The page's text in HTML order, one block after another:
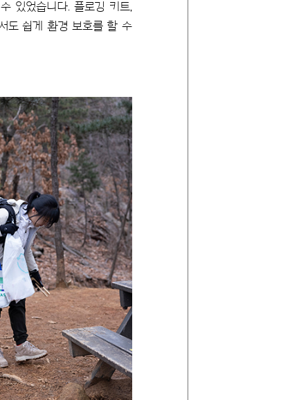
있었습니다. 플로깅 키트,
도 쉽게 환경 보호를 할 수